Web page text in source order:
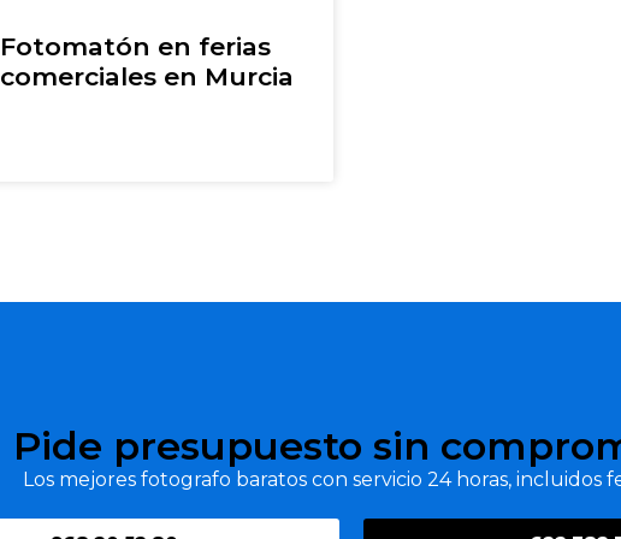
Fotomatón en ferias
comerciales en Murcia
Pide presupuesto sin
Los mejores fotografo baratos con servicio 24 horas, incluidos